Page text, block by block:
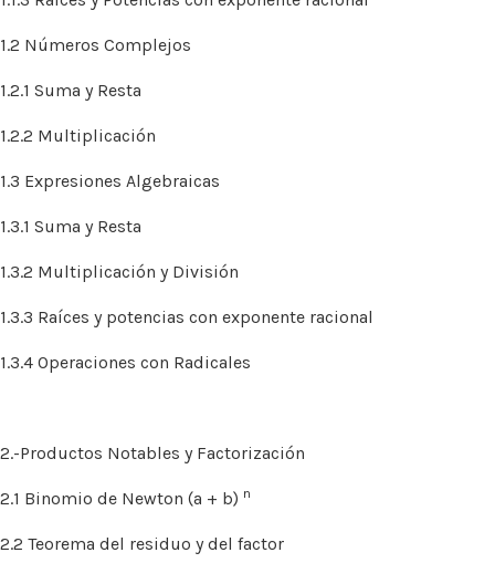
1.2 Números Complejos
1.2.1 Suma y Resta
1.2.2 Multiplicación
1.3 Expresiones Algebraicas
1.3.1 Suma y Resta
1.3.2 Multiplicación y División
1.3.3 Raíces y potencias con exponente racional
1.3.4 Operaciones con Radicales
2.-Productos Notables y Factorización
2.1 Binomio de Newton (a + b) n
2.2 Teorema del residuo y del factor